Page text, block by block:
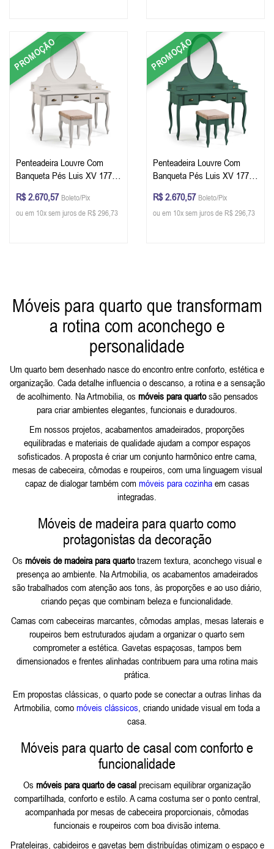
PROMOÇÃO
Penteadeira Louvre Com
Banqueta Pés Luis XV 177 x
Offwhite
R$ 2.670,57 Boleto/Pix
ou em 10x sem juros de R$ 296,73
PROMOÇÃO
Penteadeira Louvre Com
Banqueta Pés Luis XV 177 x
Verde Musgo
R$ 2.670,57 Boleto/Pix
ou em 10x sem juros de R$ 296,73
Móveis para quarto que transformam
a rotina com aconchego e
personalidade
Um quarto bem desenhado nasce do encontro entre conforto, estética e
organização. Cada detalhe influencia o descanso, a rotina e a sensação
de acolhimento. Na Artmobilia, os móveis para quartosão pensados
para criar ambientes elegantes, funcionais e duradouros.
Em nossos projetos, acabamentos amadeirados, proporções
equilibradas e materiais de qualidade ajudam a compor espaços
sofisticados. A proposta é criar um conjunto harmônico entre cama,
mesas de cabeceira, cômodas e roupeiros, com uma linguagem visual
capaz de dialogar também com móveis para cozinhaem casas
integradas.
Móveis de madeira para quarto como
protagonistas da decoração
Os móveis de madeira para quartotrazem textura, aconchego visual e
presença ao ambiente. Na Artmobilia, os acabamentos amadeirados
são trabalhados com atenção aos tons, às proporções e ao uso diário,
criando peças que combinam beleza e funcionalidade.
Camas com cabeceiras marcantes, cômodas amplas, mesas laterais e
roupeiros bem estruturados ajudam a organizar o quarto sem
comprometer a estética. Gavetas espaçosas, tampos bem
dimensionados e frentes alinhadas contribuem para uma rotina mais
prática.
Em propostas clássicas, o quarto pode se conectar a outras linhas da
Artmobilia, como móveis clássicos , criando unidade visual em toda a
casa.
Móveis para quarto de casal com conforto e
funcionalidade
Os móveis para quarto de casal precisam equilibrar organização
compartilhada, conforto e estilo. A cama costuma ser o ponto central,
acompanhada por mesas de cabeceira proporcionais, cômodas
funcionais e roupeiros com boa divisão interna.
Prateleiras, cabideiros e gavetas bem distribuídas otimizam o espaço e